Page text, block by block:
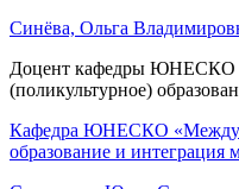
Синёва, Ольга
Доцент кафедры ЮНЕСКО
(поликультурное)
Кафедра ЮНЕСКО
образование и интеграция